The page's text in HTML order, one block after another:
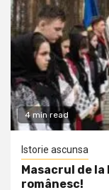
4 min read
Istorie ascunsa
Masacrul de
românesc!